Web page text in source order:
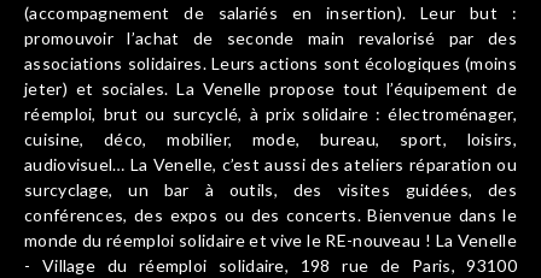
(accompagnement de salariés en insertion). Leur but :
promouvoir l’achat de seconde main revalorisé par des
associations solidaires. Leurs actions sont écologiques (moins
jeter) et sociales. La Venelle propose tout l’équipement de
réemploi, brut ou surcyclé, à prix solidaire : électroménager,
cuisine, déco, mobilier, mode, bureau, sport, loisirs,
audiovisuel… La Venelle, c’est aussi des ateliers réparation ou
surcyclage, un bar à outils, des visites guidées, des
conférences, des expos ou des concerts. Bienvenue dans le
monde du réemploi solidaire et vive le RE-nouveau ! La Venelle
- Village du réemploi solidaire, 198 rue de Paris, 93100